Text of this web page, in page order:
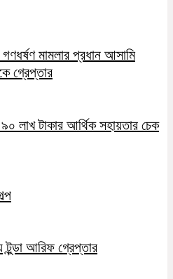
মামলার প্রধান আসামি
গ্রেপ্তার
লাখ টাকার আর্থিক সহায়তার চেক
টুন্ডা আরিফ গ্রেপ্তার